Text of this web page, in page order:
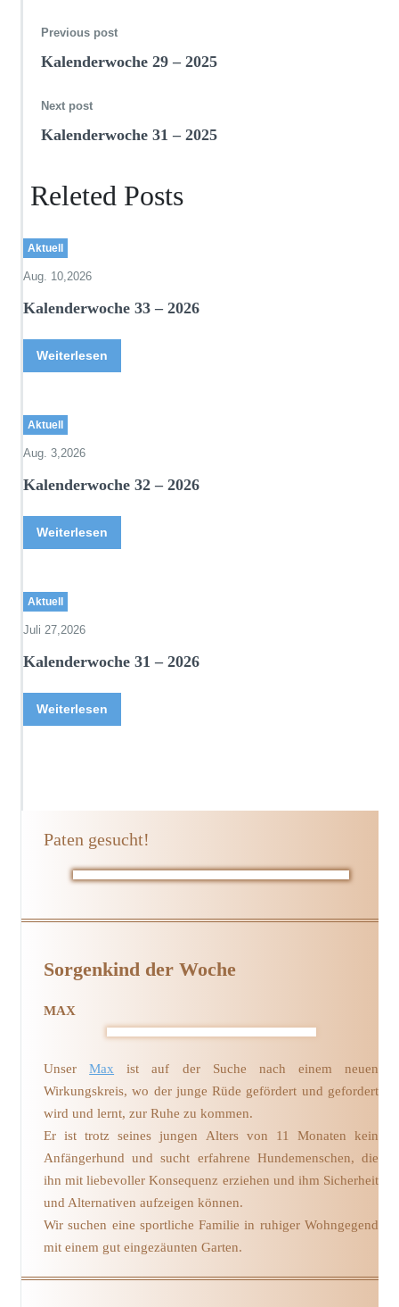
Previous post
Kalenderwoche 29 – 2025
Next post
Kalenderwoche 31 – 2025
Releted Posts
Aktuell
Aug. 10,2026
Kalenderwoche 33 – 2026
Weiterlesen
Aktuell
Aug. 3,2026
Kalenderwoche 32 – 2026
Weiterlesen
Aktuell
Juli 27,2026
Kalenderwoche 31 – 2026
Weiterlesen
Paten gesucht!
Sorgenkind der Woche
MAX
UnserMax ist auf der Suche nach einem neuen
Wirkungskreis, wo der junge Rüde gefördert und gefordert
wird und lernt, zur Ruhe zu kommen.
Er ist trotz seines jungen Alters von 11 Monaten kein
Anfängerhund und sucht erfahrene Hundemenschen, die
ihn mit liebevoller Konsequenz erziehen und ihm Sicherheit
und Alternativen aufzeigen können.
Wir suchen eine sportliche Familie in ruhiger Wohngegend
mit einem gut eingezäunten Garten.